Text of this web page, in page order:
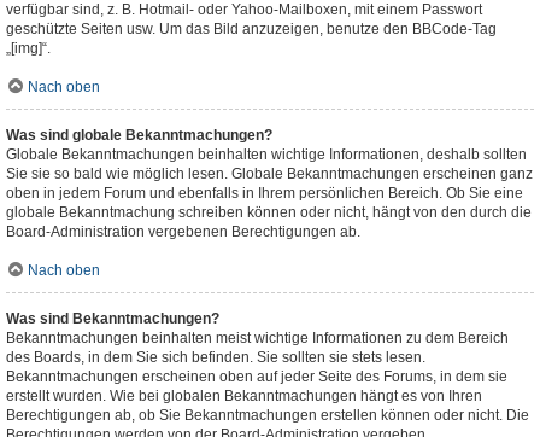
verfügbar sind, z. B. Hotmail- oder Yahoo-Mailboxen, mit einem Passwort
geschützte Seiten usw. Um das Bild anzuzeigen, benutze den BBCode-Tag
„[img]“.
Nach oben
Was sind globale Bekanntmachungen?
Globale Bekanntmachungen beinhalten wichtige Informationen, deshalb sollten
Sie sie so bald wie möglich lesen. Globale Bekanntmachungen erscheinen ganz
oben in jedem Forum und ebenfalls in Ihrem persönlichen Bereich. Ob Sie eine
globale Bekanntmachung schreiben können oder nicht, hängt von den durch die
Board-Administration vergebenen Berechtigungen ab.
Nach oben
Was sind Bekanntmachungen?
Bekanntmachungen beinhalten meist wichtige Informationen zu dem Bereich
des Boards, in dem Sie sich befinden. Sie sollten sie stets lesen.
Bekanntmachungen erscheinen oben auf jeder Seite des Forums, in dem sie
erstellt wurden. Wie bei globalen Bekanntmachungen hängt es von Ihren
Berechtigungen ab, ob Sie Bekanntmachungen erstellen können oder nicht. Die